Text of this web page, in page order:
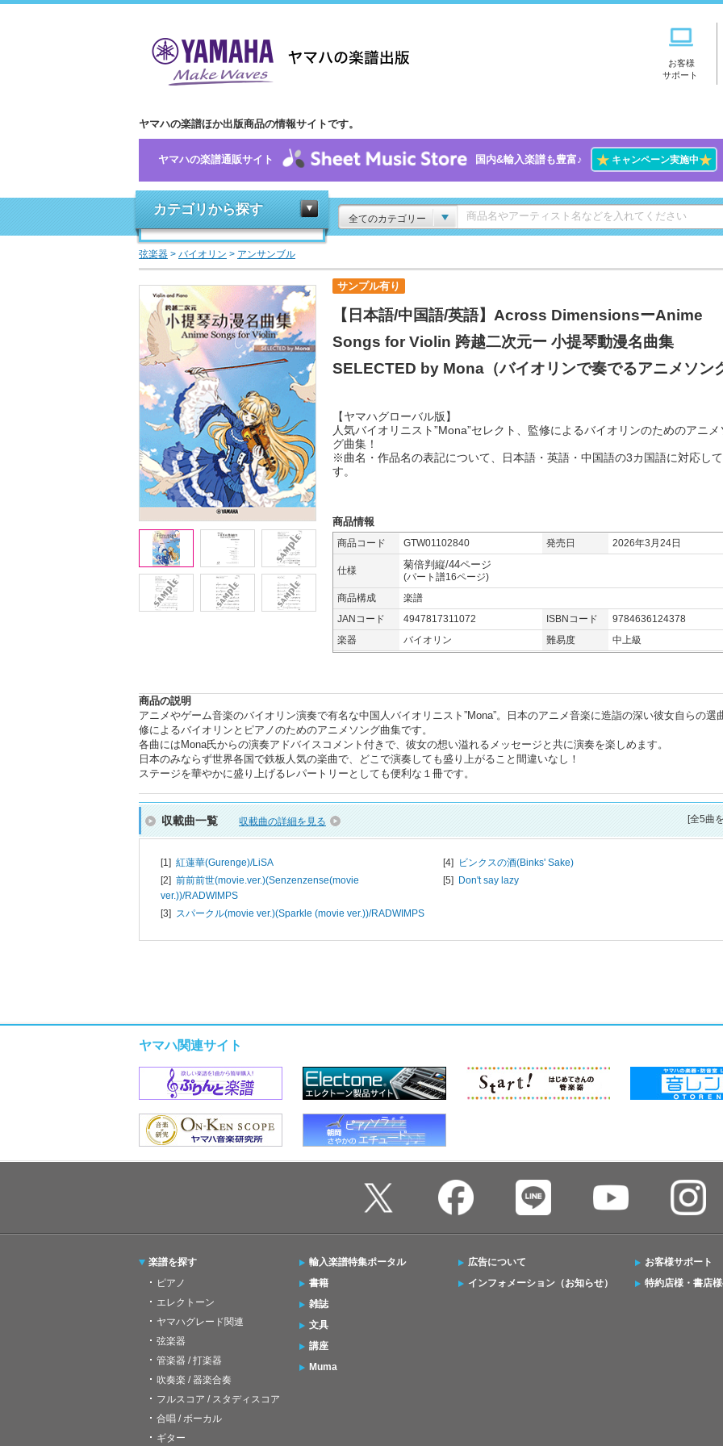
お客様
サポート
ヤマハの楽譜ほか出版商品の情報サイトです。
ヤマハの楽譜通販サイト 国内&輸入楽譜も豊富♪ ★キャンペーン実施中★
カテゴリから探す
全てのカテゴリー
弦楽器 > バイオリン > アンサンブル
サンプル有り
【日本語/中国語/英語】Across DimensionsーAnime
Songs for Violin 跨越二次元ー 小提琴動漫名曲集
SELECTED by Mona（バイオリンで奏でるアニメソン
【ヤマハグローバル版】
人気バイオリニスト”Mona”セレクト、監修によるバイオリンのためのアニメ
グ曲集！
※曲名・作品名の表記について、日本語・英語・中国語の3カ国語に対応し
す。
商品情報
商品コード GTW01102840 発売日 2026年3月24日
仕様 菊倍判縦/44ページ
(パート譜16ページ)
商品構成
楽譜
JANコード
4947817311072 ISBNコード
9784636124378
楽器
バイオリン 難易度 中上級
商品の説明
アニメやゲーム音楽のバイオリン演奏で有名な中国人バイオリニスト”Mona”。日本のアニメ音楽に造詣の深い彼女自らの選
修によるバイオリンとピアノのためのアニメソング曲集です。
各曲にはMona氏からの演奏アドバイスコメント付きで、彼女の想い溢れるメッセージと共に演奏を楽しめます。
日本のみならず世界各国で鉄板人気の楽曲で、どこで演奏しても盛り上がること間違いなし！
ステージを華やかに盛り上げるレパートリーとしても便利な１冊です。
収載曲一覧 収載曲の詳細を見る [全5曲
[1] 紅蓮華(Gurenge)/LiSA
[2] 前前前世(movie.ver.)(Senzenzense(movie
ver.))/RADWIMPS
[3] スパークル(movie ver.)(Sparkle (movie ver.))/RADWIMPS
[4] ビンクスの酒(Binks' Sake)
[5] Don't say lazy
ヤマハ関連サイト
楽譜を探す
ピアノ
エレクトーン
ヤマハグレード関連
弦楽器
管楽器 / 打楽器
吹奏楽 / 器楽合奏
フルスコア / スタディスコア
合唱 / ボーカル
ギター
輸入楽譜特集ポータル
書籍
雑誌
文具
講座
Muma
広告について
インフォメーション（お知らせ）
お客様サポート
特約店様・書店